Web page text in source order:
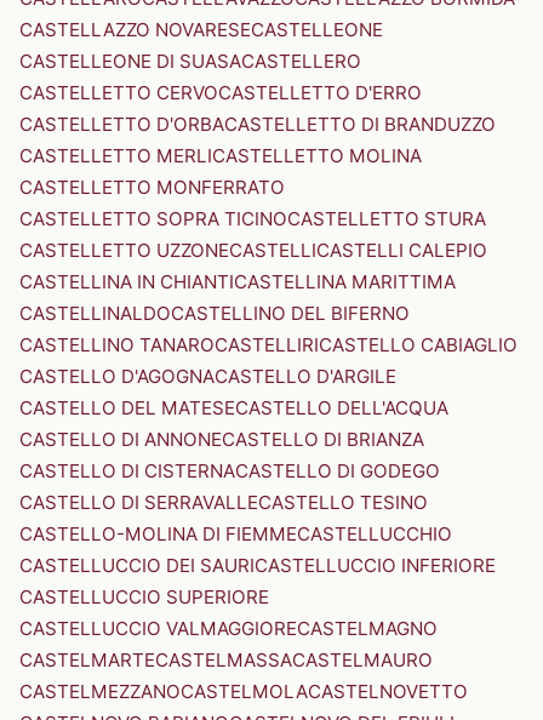
CASTELLAZZO NOVARESECASTELLEONE
CASTELLEONE DI SUASACASTELLERO
CASTELLETTO CERVOCASTELLETTO D'ERRO
CASTELLETTO D'ORBACASTELLETTO DI BRANDUZZO
CASTELLETTO MERLICASTELLETTO MOLINA
CASTELLETTO MONFERRATO
CASTELLETTO SOPRA TICINOCASTELLETTO STURA
CASTELLETTO UZZONECASTELLICASTELLI CALEPIO
CASTELLINA IN CHIANTICASTELLINA MARITTIMA
CASTELLINALDOCASTELLINO DEL BIFERNO
CASTELLINO TANAROCASTELLIRICASTELLO CABIAGLIO
CASTELLO D'AGOGNACASTELLO D'ARGILE
CASTELLO DEL MATESECASTELLO DELL'ACQUA
CASTELLO DI ANNONECASTELLO DI BRIANZA
CASTELLO DI CISTERNACASTELLO DI GODEGO
CASTELLO DI SERRAVALLECASTELLO TESINO
CASTELLO-MOLINA DI FIEMMECASTELLUCCHIO
CASTELLUCCIO DEI SAURICASTELLUCCIO INFERIORE
CASTELLUCCIO SUPERIORE
CASTELLUCCIO VALMAGGIORECASTELMAGNO
CASTELMARTECASTELMASSACASTELMAURO
CASTELMEZZANOCASTELMOLACASTELNOVETTO